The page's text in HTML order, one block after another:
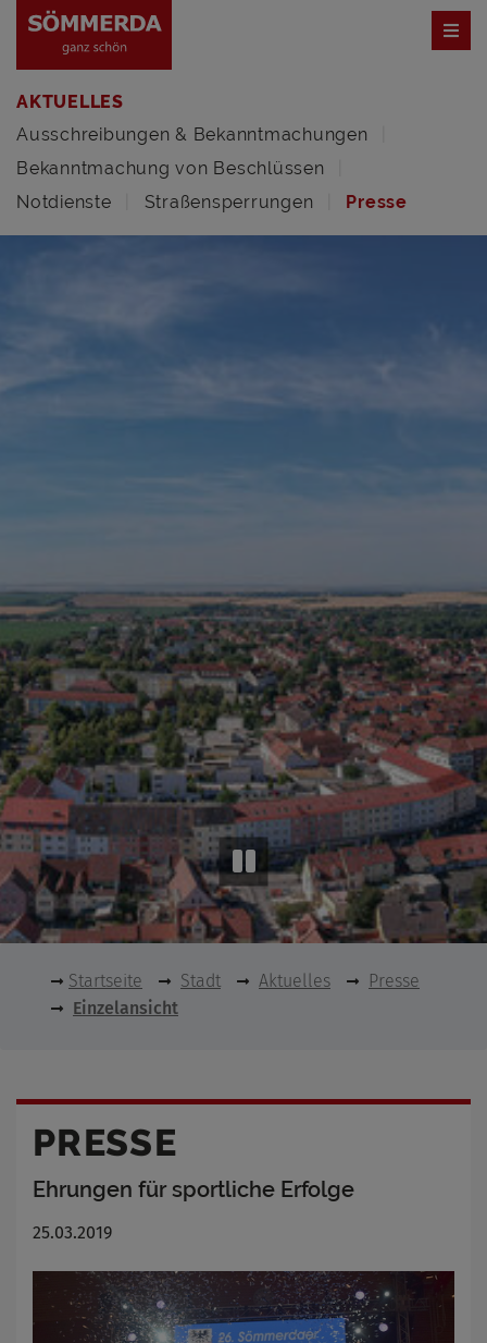
AKTUELLES
Ausschreibungen & Bekanntmachungen
Bekanntmachung von Beschlüssen
Notdienste
Straßensperrungen Presse
Startseite Stadt Aktuelles
Presse
Einzelansicht
PRESSE
Ehrungen für sportliche Erfolge
25.03.2019